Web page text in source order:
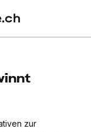
zur